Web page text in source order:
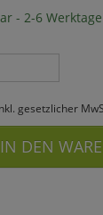
- 2-6 Werktage
gesetzlicher
IN DEN